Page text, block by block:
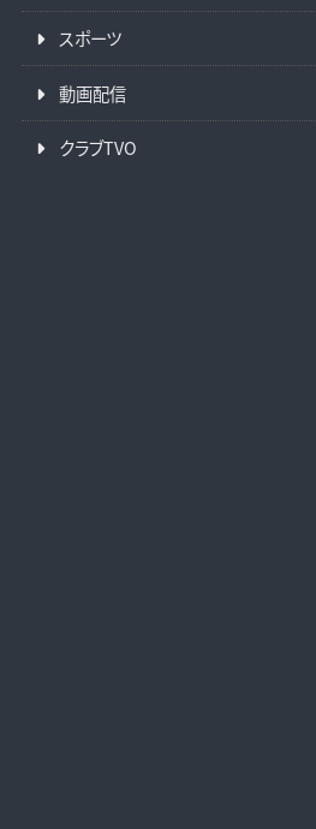
スポーツ
動画配信
クラブTVO